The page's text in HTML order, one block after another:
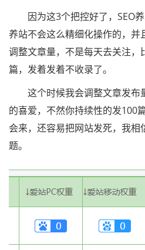
因为这3个把控好了，SEO养
养站不会这么精细化操作的，
调整文章量，不是每天去关注，
篇，发着发着不收录了。
这个时候我会调整文章发布
的喜爱，不然你持续性的发100
会来，还容易把网站发死，我
题。